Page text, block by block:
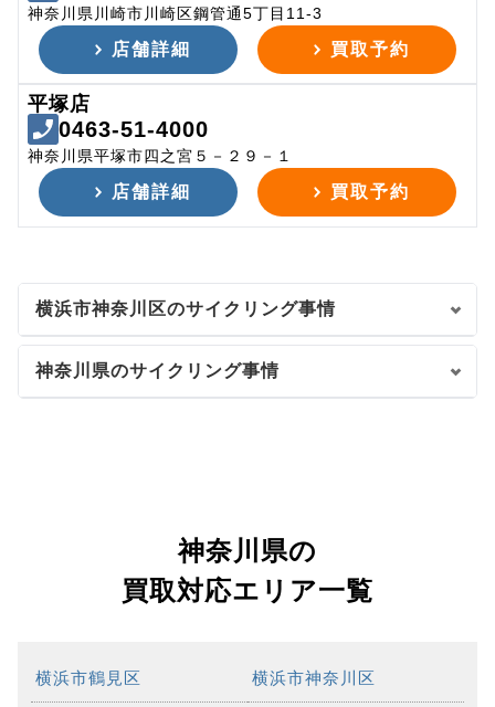
神奈川県川崎市川崎区鋼管通5丁目11-3
店舗詳細 買取予約
平塚店
0463-51-4000
神奈川県平塚市四之宮５－２９－１
店舗詳細 買取予約
横浜市神奈川区のサイクリング事情
神奈川県のサイクリング事情
神奈川県の
買取対応エリア一覧
横浜市鶴見区 横浜市神奈川区